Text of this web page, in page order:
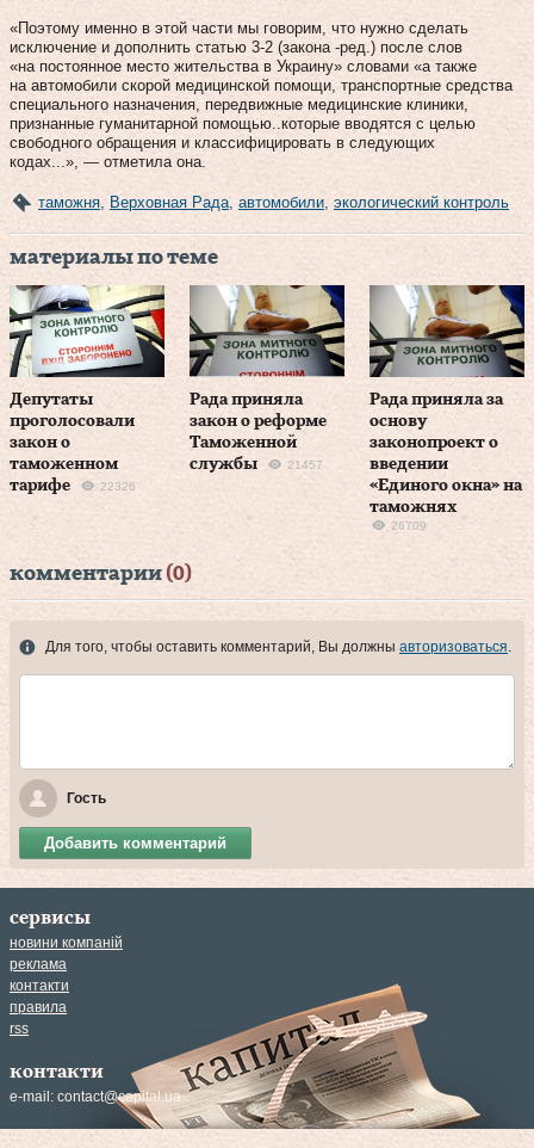
«Поэтому именно в этой части мы говорим, что нужно сделать
исключение и дополнить статью 3-2 (закона -ред.) после слов
«на постоянное место жительства в Украину» словами «а также
на автомобили скорой медицинской помощи, транспортные средства
специального назначения, передвижные медицинские клиники,
признанные гуманитарной помощью..которые вводятся с целью
свободного обращения и классифицировать в следующих
кодах...», — отметила она.
таможня Верховная Рада автомобили экологический контроль
материалы по теме
Депутаты
проголосовали
закон о
таможенном
тарифе
22326
Рада приняла
закон о реформе
Таможенной
службы
21457
Рада приняла за
основу
законопроект о
введении
«Единого окна» на
таможнях
26709
комментарии (0)
Для того, чтобы оставить комментарий, Вы должны авторизоваться.
Гость
Добавить комментарий
сервисы
новини компаній
реклама
контакти
правила
rss
контакти
e-mail: contact@capital.ua